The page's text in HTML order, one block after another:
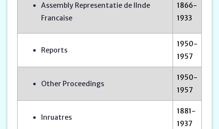
Assembly Representatie de lInde
Francaise
1866-
1933
Reports
1950-
1957
Other Proceedings
1950-
1957
Inruatres
1881-
1937